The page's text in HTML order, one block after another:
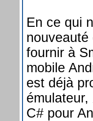
En ce qui
fournir à
mobile
est déjà
C# pour